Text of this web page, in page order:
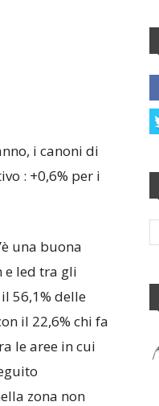
i canoni di
: +0,6% per i
una buona
Ied tra gli
56,1% delle
il 22,6% chi fa
le aree in cui
zona non